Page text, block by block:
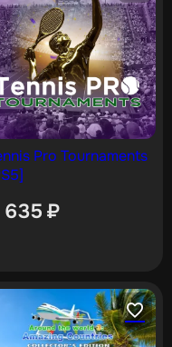
Pro Tournaments
635 ₽